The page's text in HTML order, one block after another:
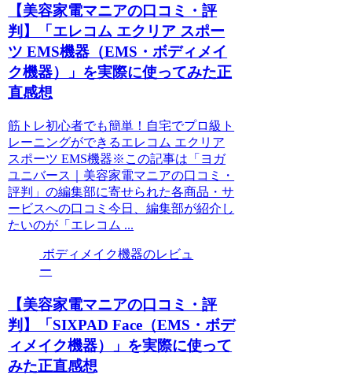
【美容家電マニアの口コミ・評
判】「エレコム エクリア スポー
ツ EMS機器（EMS・ボディメイ
ク機器）」を実際に使ってみた正
直感想
筋トレ初心者でも簡単！自宅でプロ級ト
レーニングができるエレコム エクリア
スポーツ EMS機器※この記事は「ヨガ
ユニバース｜美容家電マニアの口コミ・
評判」の編集部に寄せられた各商品・サ
ービスへの口コミ今日、編集部が紹介し
たいのが「エレコム ...
ボディメイク機器のレビュ
ー
【美容家電マニアの口コミ・評
判】「SIXPAD Face（EMS・ボデ
ィメイク機器）」を実際に使って
みた正直感想